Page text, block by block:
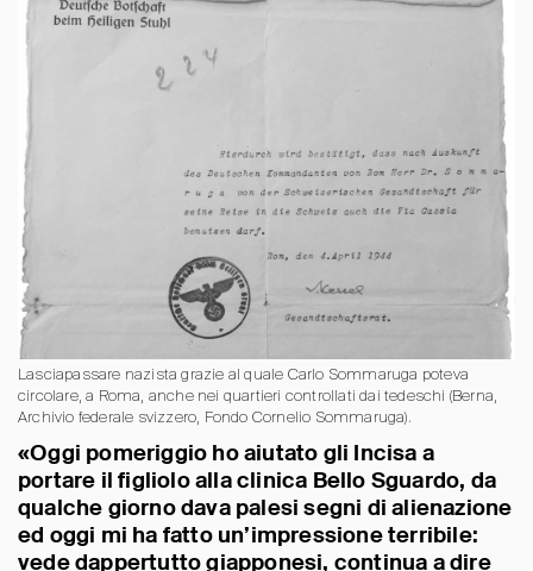
Lasciapassare nazista grazie al quale Carlo Sommaruga poteva
circolare, a Roma, anche nei quartieri controllati dai tedeschi (Berna,
Archivio federale svizzero, Fondo Cornelio Sommaruga).
«Oggi pomeriggio ho aiutato gli Incisa a
portare il figliolo alla clinica Bello Sguardo, da
qualche giorno dava palesi segni di alienazione
ed oggi mi ha fatto un’impressione terribile:
vede dappertutto giapponesi, continua a dire